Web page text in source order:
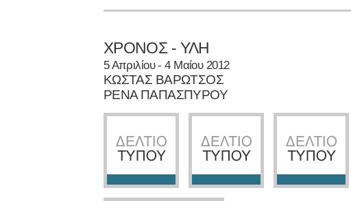
ΧΡΟΝΟΣ - ΥΛΗ
5 Απριλίου - 4 Μαίου 2012
ΚΩΣΤΑΣ ΒΑΡΩΤΣΟΣ
ΡΕΝΑ ΠΑΠΑΣΠΥΡΟΥ